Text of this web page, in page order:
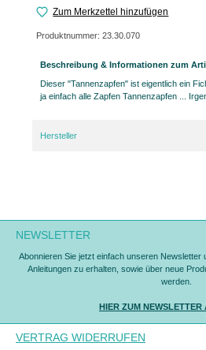
Zum Merkzettel hinzufügen
Produktnummer: 23.30.070
Beschreibung & Informationen zum
Dieser "Tannenzapfen" ist eigentlich ein
ja einfach alle Zapfen Tannenzapfen ...
Hersteller
NEWSLETTER
Abonnieren Sie jetzt einfach unseren Newsletter
Anleitungen zu erhalten, sowie über neue
werden.
HIER ZUM NEWSLETTER
VERTRAG WIDERRUFEN